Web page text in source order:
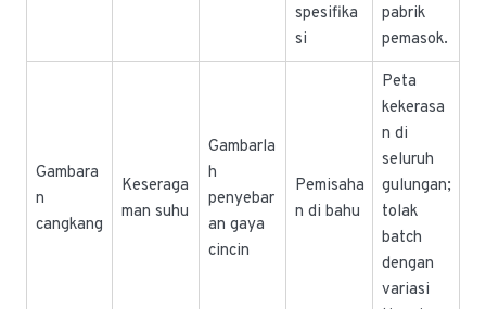
spesifika
si
pabrik
pemasok.
Gambara
n
cangkang
Keseraga
man suhu
Gambarla
h
penyebar
an gaya
cincin
Pemisaha
n di bahu
Peta
kekerasa
n di
seluruh
gulungan;
tolak
batch
dengan
variasi